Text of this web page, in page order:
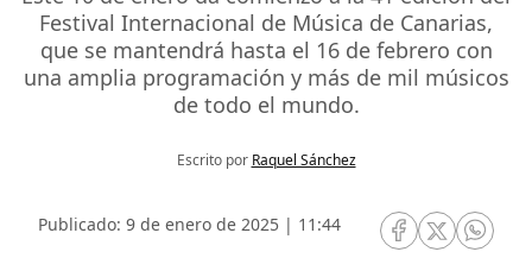
Festival Internacional de Música de Canarias,
que se mantendrá hasta el 16 de febrero con
una amplia programación y más de mil músicos
de todo el mundo.
Escrito por Raquel Sánchez
Publicado: 9 de enero de 2025 | 11:44
RRSS Facebook
RRSSRRSS